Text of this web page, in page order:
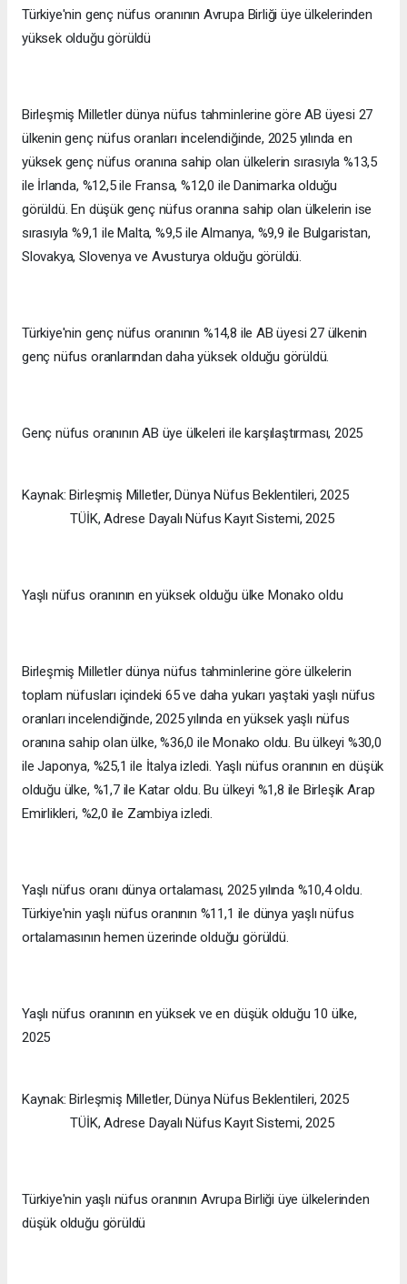
Türkiye'nin genç nüfus oranının Avrupa Birliği üye ülkelerinden
yüksek olduğu görüldü
Birleşmiş Milletler dünya nüfus tahminlerine göre AB üyesi 27
ülkenin genç nüfus oranları incelendiğinde, 2025 yılında en
yüksek genç nüfus oranına sahip olan ülkelerin sırasıyla %13,5
ile İrlanda, %12,5 ile Fransa, %12,0 ile Danimarka olduğu
görüldü. En düşük genç nüfus oranına sahip olan ülkelerin ise
sırasıyla %9,1 ile Malta, %9,5 ile Almanya, %9,9 ile Bulgaristan,
Slovakya, Slovenya ve Avusturya olduğu görüldü.
Türkiye'nin genç nüfus oranının %14,8 ile AB üyesi 27 ülkenin
genç nüfus oranlarından daha yüksek olduğu görüldü.
Genç nüfus oranının AB üye ülkeleri ile karşılaştırması, 2025
Kaynak: Birleşmiş Milletler, Dünya Nüfus Beklentileri, 2025
TÜİK, Adrese Dayalı Nüfus Kayıt Sistemi, 2025
Yaşlı nüfus oranının en yüksek olduğu ülke Monako oldu
Birleşmiş Milletler dünya nüfus tahminlerine göre ülkelerin
toplam nüfusları içindeki 65 ve daha yukarı yaştaki yaşlı nüfus
oranları incelendiğinde, 2025 yılında en yüksek yaşlı nüfus
oranına sahip olan ülke, %36,0 ile Monako oldu. Bu ülkeyi %30,0
ile Japonya, %25,1 ile İtalya izledi. Yaşlı nüfus oranının en düşük
olduğu ülke, %1,7 ile Katar oldu. Bu ülkeyi %1,8 ile Birleşik Arap
Emirlikleri, %2,0 ile Zambiya izledi.
Yaşlı nüfus oranı dünya ortalaması, 2025 yılında %10,4 oldu.
Türkiye'nin yaşlı nüfus oranının %11,1 ile dünya yaşlı nüfus
ortalamasının hemen üzerinde olduğu görüldü.
Yaşlı nüfus oranının en yüksek ve en düşük olduğu 10 ülke,
2025
Kaynak: Birleşmiş Milletler, Dünya Nüfus Beklentileri, 2025
TÜİK, Adrese Dayalı Nüfus Kayıt Sistemi, 2025
Türkiye'nin yaşlı nüfus oranının Avrupa Birliği üye ülkelerinden
düşük olduğu görüldü